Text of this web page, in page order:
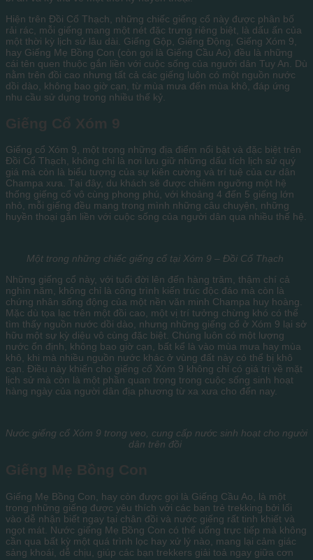
Hiện trên Đồi Cổ Thạch, những chiếc giếng cổ này được phân bố
rải rác, mỗi giếng mang một nét đặc trưng riêng biệt, là dấu ấn của
một thời kỳ lịch sử lâu dài. Giếng Gộp, Giếng Động, Giếng Xóm 9,
hay Giếng Mẹ Bồng Con (còn gọi là Giếng Cầu Ao) đều là những
cái tên quen thuộc gắn liền với cuộc sống của người dân Tuy An. Dù
nằm trên đồi cao nhưng tất cả các giếng luôn có một nguồn nước
dồi dào, không bao giờ cạn, từ mùa mưa đến mùa khô, đáp ứng
nhu cầu sử dụng trong nhiều thế kỷ.
Giếng Cổ Xóm 9
Giếng cổ Xóm 9, một trong những địa điểm nổi bật và đặc biệt trên
Đồi Cổ Thạch, không chỉ là nơi lưu giữ những dấu tích lịch sử quý
giá mà còn là biểu tượng của sự kiên cường và trí tuệ của cư dân
Champa xưa. Tại đây, du khách sẽ được chiêm ngưỡng một hệ
thống giếng cổ vô cùng phong phú, với khoảng 4 đến 5 giếng lớn
nhỏ, mỗi giếng đều mang trong mình những câu chuyện, những
huyền thoại gắn liền với cuộc sống của người dân qua nhiều thế hệ.
Một trong những chiếc giếng cổ tại Xóm 9 – Đồi Cổ Thạch
Những giếng cổ này, với tuổi đời lên đến hàng trăm, thậm chí cả
nghìn năm, không chỉ là công trình kiến trúc độc đáo mà còn là
chứng nhân sống động của một nền văn minh Champa huy hoàng.
Mặc dù tọa lạc trên một đồi cao, một vị trí tưởng chừng khó có thể
tìm thấy nguồn nước dồi dào, nhưng những giếng cổ ở Xóm 9 lại sở
hữu một sự kỳ diệu vô cùng đặc biệt. Chúng luôn có một lượng
nước ổn định, không bao giờ cạn, bất kể là vào mùa mưa hay mùa
khô, khi mà nhiều nguồn nước khác ở vùng đất này có thể bị khô
cạn. Điều này khiến cho giếng cổ Xóm 9 không chỉ có giá trị về mặt
lịch sử mà còn là một phần quan trọng trong cuộc sống sinh hoạt
hàng ngày của người dân địa phương từ xa xưa cho đến nay.
Nước giếng cổ Xóm 9 trong veo, cung cấp nước sinh hoạt cho người
dân trên đồi
Giếng Mẹ Bồng Con
Giếng Mẹ Bồng Con, hay còn được gọi là Giếng Cầu Ao, là một
trong những giếng được yêu thích với các bạn trẻ trekking bởi lối
vào dễ nhận biết ngay tại chân đồi và nước giếng rất tinh khiết và
ngọt mát. Nước giếng Mẹ Bồng Con có thể uống trực tiếp mà không
cần qua bất kỳ một quá trình lọc hay xử lý nào, mang lại cảm giác
sảng khoái, dễ chịu, giúp các bạn trekkers giải toả ngay giữa cơn